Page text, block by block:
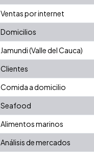
Ventas por internet
Domicilios
Jamundi (Valle del Cauca)
Clientes
Comida a domicilio
Seafood
Alimentos marinos
Análisis de mercados